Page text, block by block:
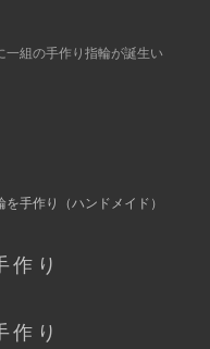
一組の手作り指輪が誕生い
を手作り （ハンドメイド）
作り
作り